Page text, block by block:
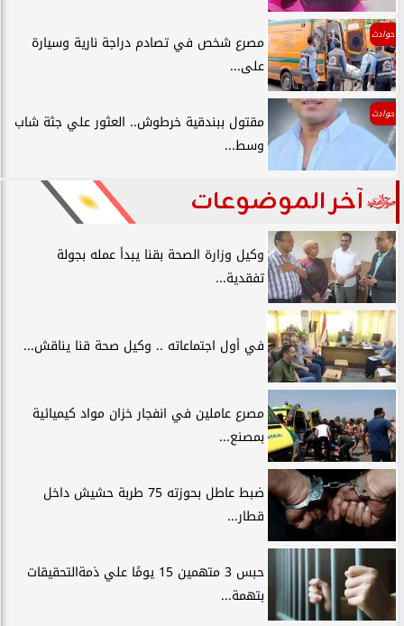
حوادث
مصرع شخص في تصادم دراجة نارية وسيارة
على...
حوادث
مقتول ببندقية خرطوش.. العثور علي جثة شاب
وسط...
آخر الموضوعات
وكيل وزارة الصحة بقنا يبدأ عمله بجولة
تفقدية...
في أول اجتماعاته .. وكيل صحة قنا يناقش...
مصرع عاملين في انفجار خزان مواد كيميائية
بمصنع...
ضبط عاطل بحوزته 75 طربة حشيش داخل
قطار...
حبس 3 متهمين 15 يومًا علي ذمةالتحقيقات
بتهمة...